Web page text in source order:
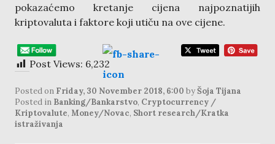
pokazaćemo kretanje cijena najpoznatijih
kriptovaluta i faktore koji utiču na ove cijene.
Post Views: 6,232
Posted on Friday, 30 November 2018, 6:00 byŠoja Tijana
Posted in Banking/Bankarstvo, Cryptocurrency /
Kriptovalute, Money/Novac, Short research/Kratka
istraživanja